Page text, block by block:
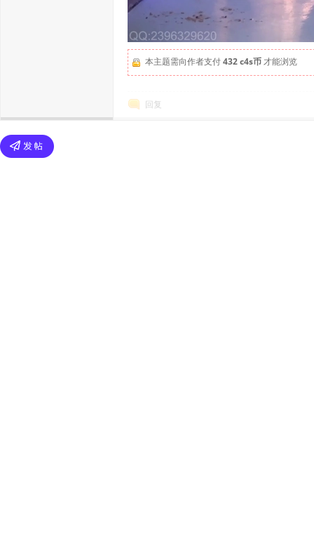
本主题需向作者支付432 c4s币才能浏览
回复